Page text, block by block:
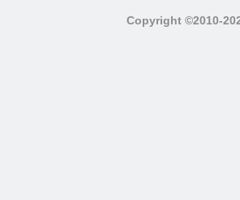
Copyright ©2010-